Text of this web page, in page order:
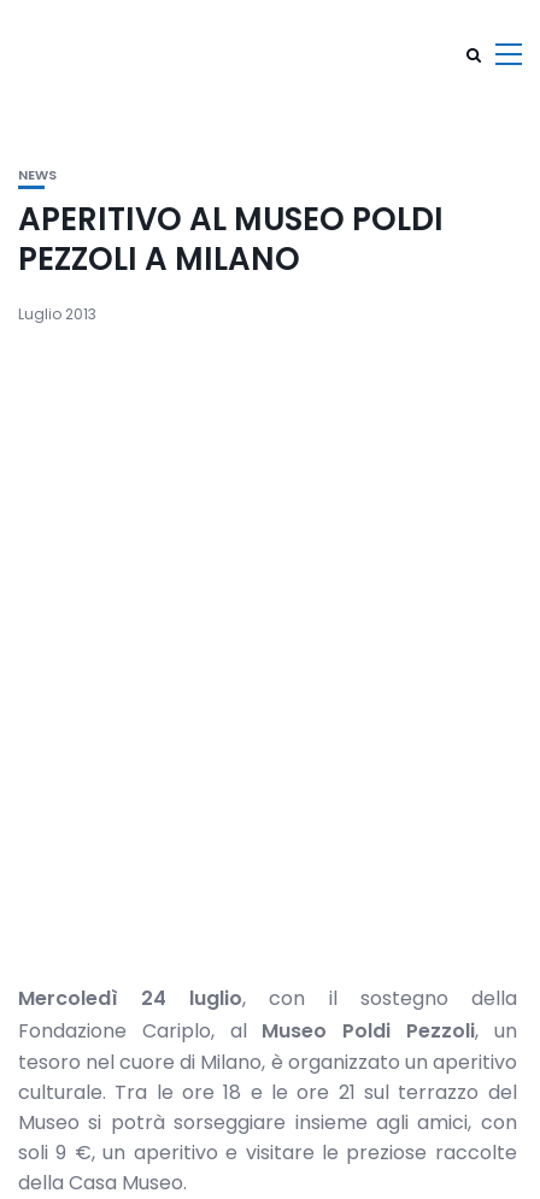
NEWS
APERITIVO AL MUSEO POLDI
PEZZOLI A MILANO
Luglio 2013
Mercoledì 24 luglio, con il sostegno della
Fondazione Cariplo, al Museo Poldi Pezzoli, un
tesoro nel cuore di Milano, è organizzato un aperitivo
culturale. Tra le ore 18 e le ore 21 sul terrazzo del
Museo si potrà sorseggiare insieme agli amici, con
soli 9 €, un aperitivo e visitare le preziose raccolte
della Casa Museo.